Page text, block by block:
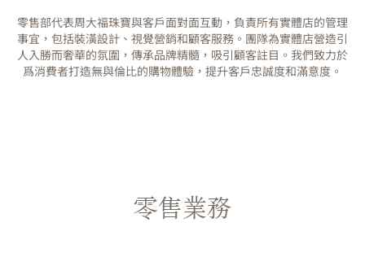
零售部代表周大福珠寶與客戶面對面互動，負責所有實體店的管理
事宜，包括裝潢設計、視覺營銷和顧客服務。團隊為實體店營造引
人入勝而奢華的氛圍，傳承品牌精髓，吸引顧客註目。我們致力於
爲消費者打造無與倫比的購物體驗，提升客戶忠誠度和滿意度。
零售業務